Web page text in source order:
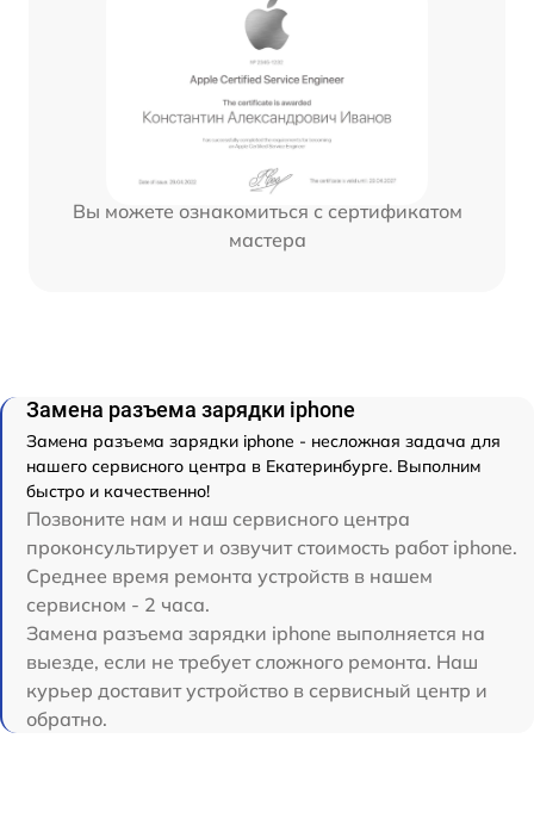
Вы можете ознакомиться с сертификатом
мастера
Замена разъема зарядки iphone
Замена разъема зарядки iphone - несложная задача для
нашего сервисного центра в Екатеринбурге. Выполним
быстро и качественно!
Позвоните нам и наш сервисного центра
проконсультирует и озвучит стоимость работ iphone.
Среднее время ремонта устройств в нашем
сервисном - 2 часа.
Замена разъема зарядки iphone выполняется на
выезде, если не требует сложного ремонта. Наш
курьер доставит устройство в сервисный центр и
обратно.